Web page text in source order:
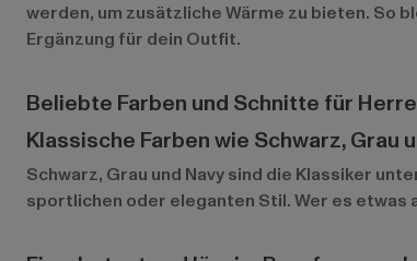
werden, um zusätzliche Wärme zu bieten. So
Ergänzung für dein Outfit.
Beliebte Farben und Schnitte für
Klassische Farben wie Schwarz, Grau
Schwarz, Grau und Navy sind die Klassiker
sportlichen oder eleganten Stil. Wer es etwas